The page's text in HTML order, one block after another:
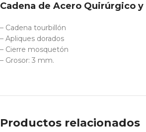
Cadena de Acero Quirúrgico y
– Cadena tourbillón
– Apliques dorados
– Cierre mosquetón
– Grosor: 3 mm.
Productos relacionados